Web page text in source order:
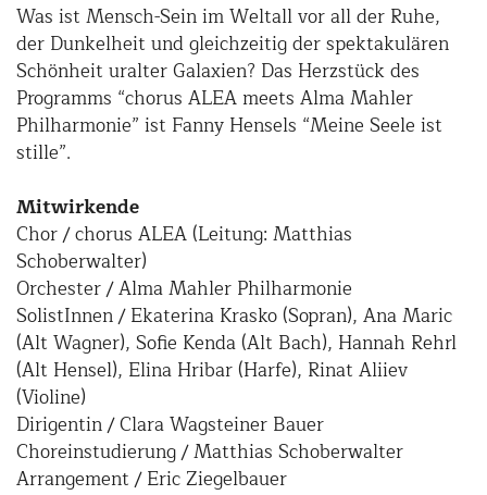
Was ist Mensch-Sein im Weltall vor all der Ruhe,
der Dunkelheit und gleichzeitig der spektakulären
Schönheit uralter Galaxien? Das Herzstück des
Programms “chorus ALEA meets Alma Mahler
Philharmonie” ist Fanny Hensels “Meine Seele ist
stille”.
Mitwirkende
Chor / chorus ALEA (Leitung: Matthias
Schoberwalter)
Orchester / Alma Mahler Philharmonie
SolistInnen / Ekaterina Krasko (Sopran), Ana Maric
(Alt Wagner), Sofie Kenda (Alt Bach), Hannah Rehrl
(Alt Hensel), Elina Hribar (Harfe), Rinat Aliiev
(Violine)
Dirigentin / Clara Wagsteiner Bauer
Choreinstudierung / Matthias Schoberwalter
Arrangement / Eric Ziegelbauer